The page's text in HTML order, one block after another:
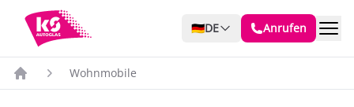
🇩🇪DE Anrufen
Wohnmobile